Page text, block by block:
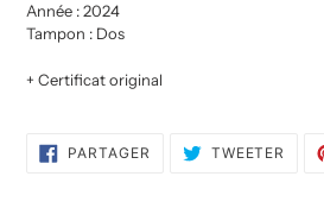
Année : 2024
Tampon : Dos
+ Certificat original
PARTAGER PARTAGERTWEETER